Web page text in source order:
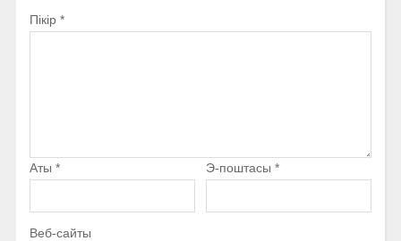
Пікір *
Аты * Э-поштасы *
Веб-сайты